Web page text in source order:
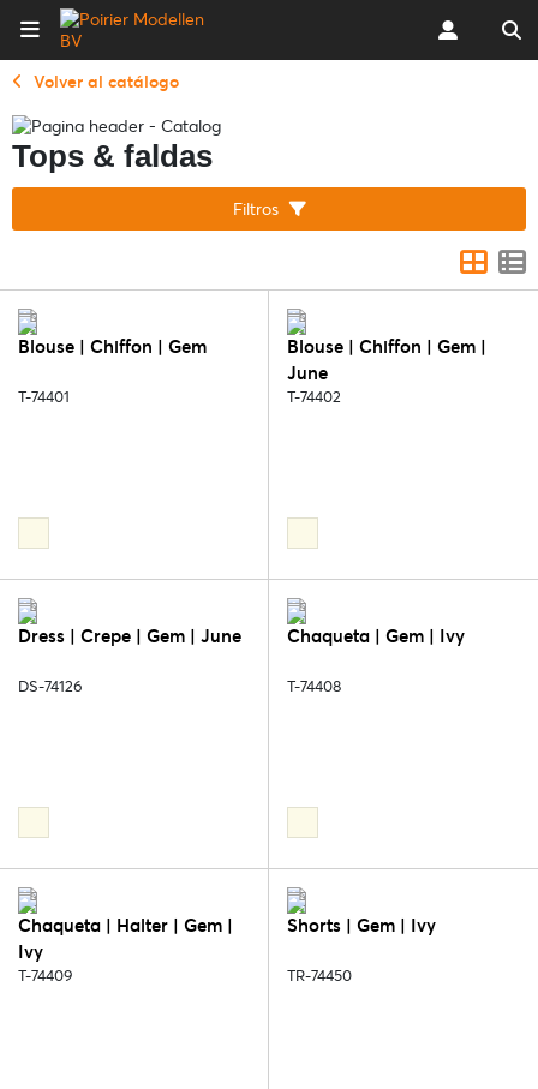
Volver al catálogo
Tops & faldas
Filtros
Blouse | Chiffon | Gem
T-74401
Blouse | Chiffon | Gem |
June
T-74402
Dress | Crepe | Gem | June
DS-74126
Chaqueta | Gem | Ivy
T-74408
Chaqueta | Halter | Gem |
Ivy
T-74409
Shorts | Gem | Ivy
TR-74450